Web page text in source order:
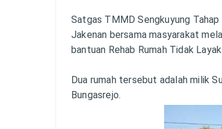
Satgas TMMD Sengkuyung
Jakenan bersama masyarakat
bantuan Rehab Rumah Tidak
Dua rumah tersebut adalah milik
Bungasrejo.